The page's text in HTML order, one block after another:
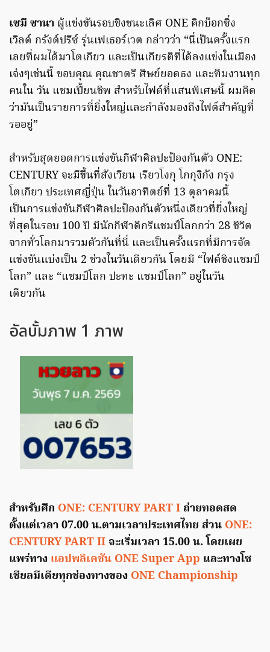
เซมี ซานา ผู้แข่งขันรอบชิงชนะเลิศ ONE คิกบ็อกซิ่ง
เวิลด์ กรังด์ปรีซ์ รุ่นเฟเธอร์เวต กล่าวว่า “นี่เป็นครั้งแรก
เลยที่ผมได้มาโตเกียว และเป็นเกียรติที่ได้ลงแข่งในเมือง
เจ๋งๆเช่นนี้ ขอบคุณ คุณชาตรี ศิษย์ยอดธง และทีมงานทุก
คนใน วัน แชมเปี้ยนชิพ สำหรับไฟต์ที่แสนพิเศษนี้ ผมคิด
ว่ามันเป็นรายการที่ยิ่งใหญ่และกำลังมองถึงไฟต์สำคัญที่
รออยู่”
สำหรับสุดยอดการแข่งขันกีฬาศิลปะป้องกันตัว ONE:
CENTURY จะมีขึ้นที่สังเวียน เรียวโงกุ โกกุงิกัง กรุง
โตเกียว ประเทศญี่ปุ่น ในวันอาทิตย์ที่ 13 ตุลาคมนี้
เป็นการแข่งขันกีฬาศิลปะป้องกันตัวหนึ่งเดียวที่ยิ่งใหญ่
ที่สุดในรอบ 100 ปี มีนักกีฬาดีกรีแชมป์โลกกว่า 28 ชีวิต
จากทั่วโลกมารวมตัวกันที่นี่ และเป็นครั้งแรกที่มีการจัด
แข่งขันแบ่งเป็น 2 ช่วงในวันเดียวกัน โดยมี “ไฟต์ชิงแชมป์
โลก” และ “แชมป์โลก ปะทะ แชมป์โลก” อยู่ในวัน
เดียวกัน
อัลบั้มภาพ 1 ภาพ
สำหรับศึก ONE: CENTURY PART I ถ่ายทอดสด
ตั้งแต่เวลา 07.00 น.ตามเวลาประเทศไทย ส่วน ONE:
CENTURY PART II จะเริ่มเวลา 15.00 น. โดยเผย
แพร่ทาง แอปพลิเคชัน ONE Super App และทางโซ
เชียลมีเดียทุกช่องทางของ ONE Championship